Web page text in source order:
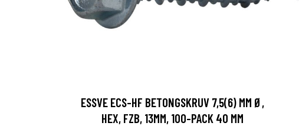
ESSVE ECS-HF BETONGSKRUV 7,5(6) MM Ø,
HEX, FZB, 13MM, 100-PACK 40 MM